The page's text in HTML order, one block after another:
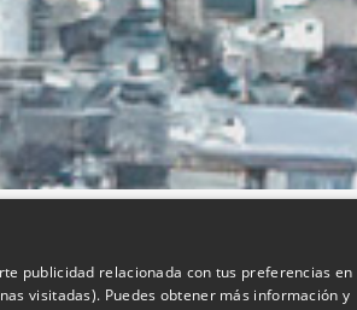
publicidad relacionada con tus preferencias en
visitadas). Puedes obtener más información y